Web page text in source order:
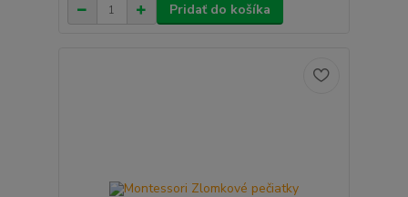
Pridať do košíka